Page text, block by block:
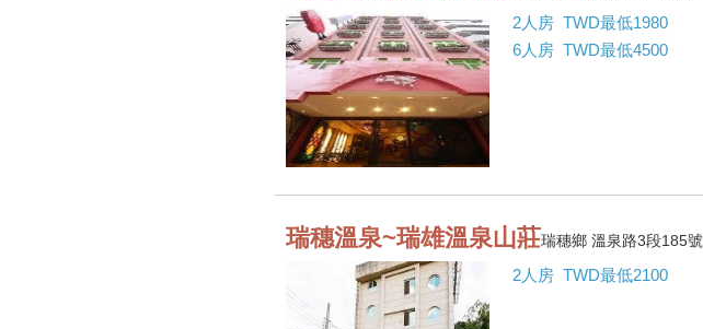
2人房 TWD最低1980
6人房 TWD最低4500
瑞穗溫泉~瑞雄溫泉山莊瑞穗鄉 溫泉路3段185號
2人房 TWD最低2100